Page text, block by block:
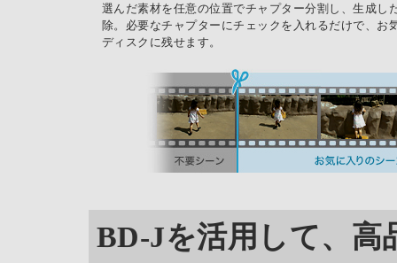
選んだ素材を任意の位置でチャプター分割し、生成し
除。必要なチャプターにチェックを入れるだけで、お
ディスクに残せます。
BD-Jを活用して、高